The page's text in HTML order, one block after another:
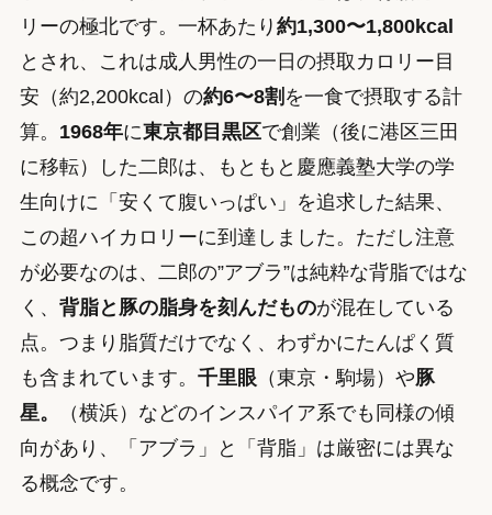
リーの極北です。一杯あたり 約1,300〜1,800kcal
とされ、これは成人男性の一日の摂取カロリー目
安（約2,200kcal）の約6〜8割 を一食で摂取する計
算。 1968年に東京都目黒区で創業（後に港区三田
に移転）した二郎は、もともと慶應義塾大学の学
生向けに「安くて腹いっぱい」を追求した結果、
この超ハイカロリーに到達しました。ただし注意
が必要なのは、二郎の”アブラ”は純粋な背脂ではな
く、 背脂と豚の脂身を刻んだものが混在している
点。つまり脂質だけでなく、わずかにたんぱく質
も含まれています。 千里眼（東京・駒場）や豚
星。
（横浜）などのインスパイア系でも同様の傾
向があり、「アブラ」と「背脂」は厳密には異な
る概念です。